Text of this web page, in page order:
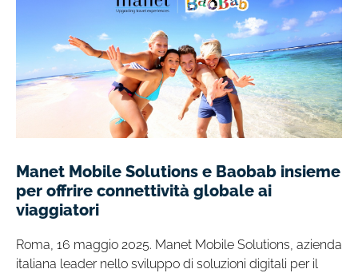
Manet Mobile Solutions e Baobab insieme
per offrire connettività globale ai
viaggiatori
Roma, 16 maggio 2025. Manet Mobile Solutions, azienda
italiana leader nello sviluppo di soluzioni digitali per il